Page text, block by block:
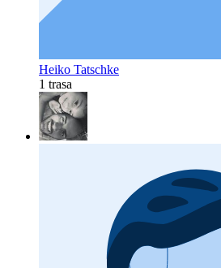
Heiko Tatschke
1 trasa